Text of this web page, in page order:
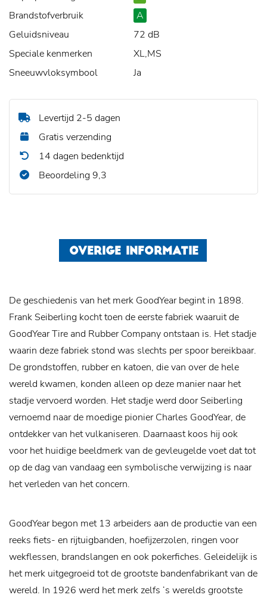
Brandstofverbruik
A
Geluidsniveau
72 dB
Speciale kenmerken
XL,MS
Sneeuwvloksymbool
Ja
Levertijd 2-5 dagen
Gratis verzending
14 dagen bedenktijd
Beoordeling 9,3
OVERIGE INFORMATIE
De geschiedenis van het merk GoodYear begint in 1898.
Frank Seiberling kocht toen de eerste fabriek waaruit de
GoodYear Tire and Rubber Company ontstaan is. Het stadje
waarin deze fabriek stond was slechts per spoor bereikbaar.
De grondstoffen, rubber en katoen, die van over de hele
wereld kwamen, konden alleen op deze manier naar het
stadje vervoerd worden. Het stadje werd door Seiberling
vernoemd naar de moedige pionier Charles GoodYear, de
ontdekker van het vulkaniseren. Daarnaast koos hij ook
voor het huidige beeldmerk van de gevleugelde voet dat tot
op de dag van vandaag een symbolische verwijzing is naar
het verleden van het concern.
GoodYear begon met 13 arbeiders aan de productie van een
reeks fiets- en rijtuigbanden, hoefijzerzolen, ringen voor
wekflessen, brandslangen en ook pokerfiches. Geleidelijk is
het merk uitgegroeid tot de grootste bandenfabrikant van de
wereld. In 1926 werd het merk zelfs ‘s werelds grootste